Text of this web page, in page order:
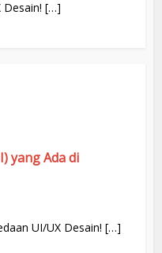
Desain! […]
yang Ada di
UI/UX Desain! […]